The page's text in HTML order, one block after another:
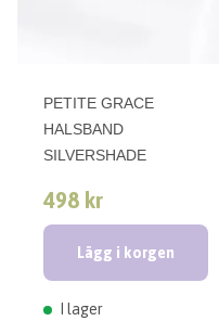
PETITE GRACE
HALSBAND
SILVERSHADE
498 kr
Lägg i korgen
I lager